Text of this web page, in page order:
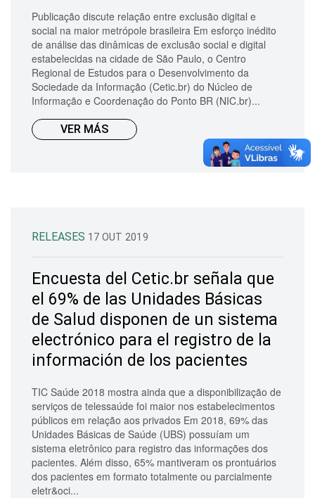
Publicação discute relação entre exclusão digital e
social na maior metrópole brasileira Em esforço inédito
de análise das dinâmicas de exclusão social e digital
estabelecidas na cidade de São Paulo, o Centro
Regional de Estudos para o Desenvolvimento da
Sociedade da Informação (Cetic.br) do Núcleo de
Informação e Coordenação do Ponto BR (NIC.br)...
VER MÁS
RELEASES 17 OUT 2019
Encuesta del Cetic.br señala que
el 69% de las Unidades Básicas
de Salud disponen de un sistema
electrónico para el registro de la
información de los pacientes
TIC Saúde 2018 mostra ainda que a disponibilização de
serviços de telessaúde foi maior nos estabelecimentos
públicos em relação aos privados Em 2018, 69% das
Unidades Básicas de Saúde (UBS) possuíam um
sistema eletrônico para registro das informações dos
pacientes. Além disso, 65% mantiveram os prontuários
dos pacientes em formato totalmente ou parcialmente
eletr&oci...